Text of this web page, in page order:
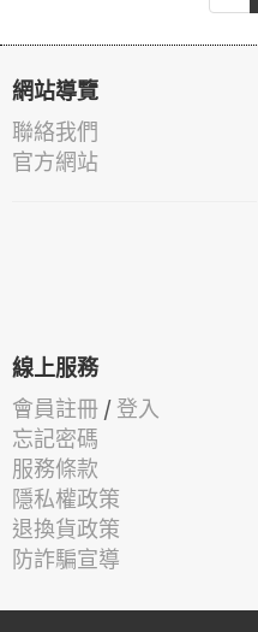
網站導覽
聯絡我們
官方網站
線上服務
會員註冊 / 登入
忘記密碼
服務條款
隱私權政策
退換貨政策
防詐騙宣導